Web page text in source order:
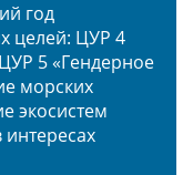
год
целей: ЦУР 4
5 «Гендерное
морских
экосистем